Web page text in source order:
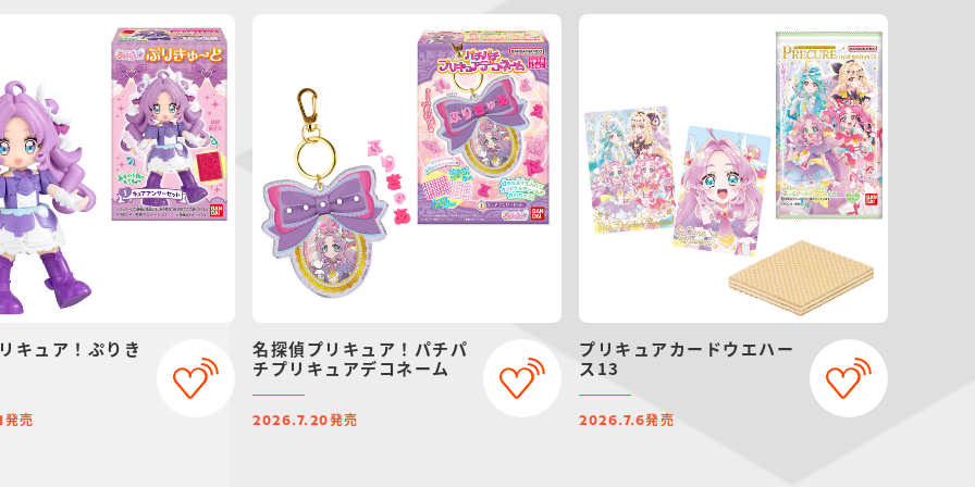
キュア！ぷりき
発売
名探偵プリキュア！パチパ
チプリキュアデコネーム
2026.7.20発売
プリキュアカードウエハー
ス13
2026.7.6発売